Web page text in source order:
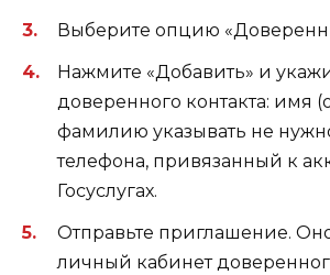
Выберите опцию
Нажмите «Добавить» и
доверенного контакта: имя
фамилию указывать не
телефона, привязанный к
Госуслугах.
Отправьте приглашение.
личный кабинет